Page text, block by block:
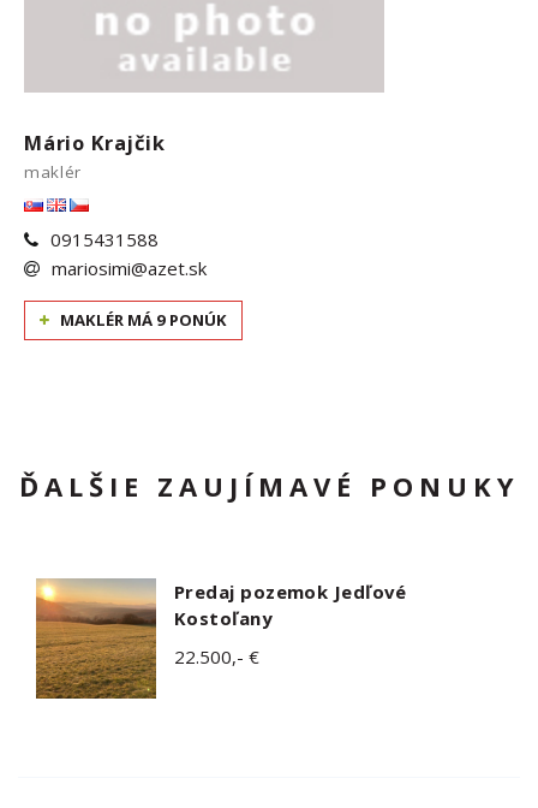
Mário Krajčik
maklér
0915431588
mariosimi@azet.sk
MAKLÉR MÁ 9 PONÚK
ĎALŠIE ZAUJÍMAVÉ PONUKY
Predaj pozemok Jedľové
Kostoľany
22.500,- €